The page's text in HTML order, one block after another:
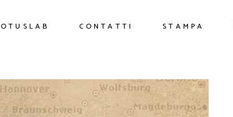
OTUSLAB CONTATTI STAMPA